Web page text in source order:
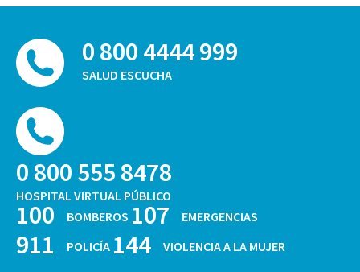
0 800 4444 999
SALUD ESCUCHA
0 800 555 8478
HOSPITAL VIRTUAL PÚBLICO
100 BOMBEROS 107 EMERGENCIAS
911 POLICÍA 144 VIOLENCIA A LA MUJER